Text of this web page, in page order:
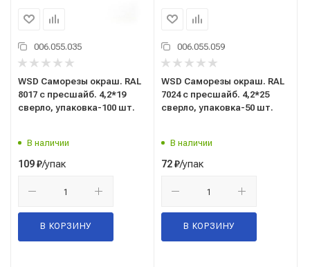
006.055.035
WSD Саморезы окраш. RAL
8017 с пресшайб. 4,2*19
сверло, упаковка-100 шт.
В наличии
109₽/упак
В КОРЗИНУ
006.055.059
WSD Саморезы окраш. RAL
7024 с пресшайб. 4,2*25
сверло, упаковка-50 шт.
В наличии
72₽/упак
В КОРЗИНУ